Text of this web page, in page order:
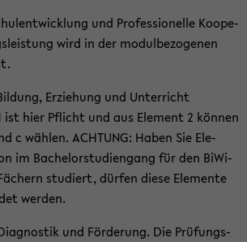
und Pro­fes­sio­nel­le Ko­ope­
wird in der mo­dul­be­zo­ge­nen
Er­zie­hung und Un­ter­richt
ist hier Pflicht und aus Ele­ment 2 kön­nen
c wäh­len. ACH­TUNG: Haben Sie Ele­
im Ba­che­lor­stu­di­en­gang für den BiWi-​
stu­diert, dür­fen diese Ele­men­te
wer­den.
und För­de­rung. Die Prü­fungs­